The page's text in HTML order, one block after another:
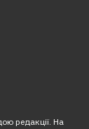
редакції. На